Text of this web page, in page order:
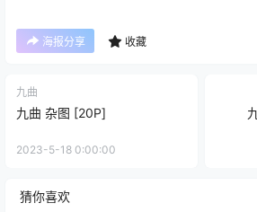
海报分享 收藏
九曲
九曲 杂图 [20P]
2023-5-18 0:00:00
猜你喜欢